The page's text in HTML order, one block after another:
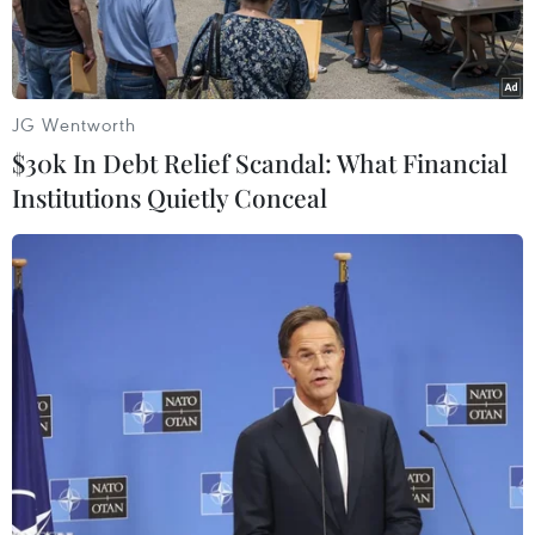
hỏng nặng.
Vụ sạt lở đất tại xã Nguyễn Huân, huyện Đầm Dơi đã làm thiệt
hại hoàn toàn 8 căn nhà của người dân. (Ảnh: TTXVN phát)
Ngày 28/6, đại diện Ủy ban Nhân dân xã
JG Wentworth
$30k In Debt Relief Scandal: What Financial
Institutions Quietly Conceal